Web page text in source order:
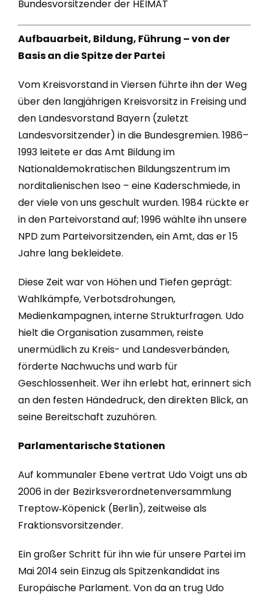
Bundesvorsitzender der HEIMAT
Aufbauarbeit, Bildung, Führung – von der
Basis an die Spitze der Partei
Vom Kreisvorstand in Viersen führte ihn der Weg
über den langjährigen Kreisvorsitz in Freising und
den Landesvorstand Bayern (zuletzt
Landesvorsitzender) in die Bundesgremien. 1986–
1993 leitete er das Amt Bildung im
Nationaldemokratischen Bildungszentrum im
norditalienischen Iseo – eine Kaderschmiede, in
der viele von uns geschult wurden. 1984 rückte er
in den Parteivorstand auf; 1996 wählte ihn unsere
NPD zum Parteivorsitzenden, ein Amt, das er 15
Jahre lang bekleidete.
Diese Zeit war von Höhen und Tiefen geprägt:
Wahlkämpfe, Verbotsdrohungen,
Medienkampagnen, interne Strukturfragen. Udo
hielt die Organisation zusammen, reiste
unermüdlich zu Kreis- und Landesverbänden,
förderte Nachwuchs und warb für
Geschlossenheit. Wer ihn erlebt hat, erinnert sich
an den festen Händedruck, den direkten Blick, an
seine Bereitschaft zuzuhören.
Parlamentarische Stationen
Auf kommunaler Ebene vertrat Udo Voigt uns ab
2006 in der Bezirksverordnetenversammlung
Treptow‑Köpenick (Berlin), zeitweise als
Fraktionsvorsitzender.
Ein großer Schritt für ihn wie für unsere Partei im
Mai 2014 sein Einzug als Spitzenkandidat ins
Europäische Parlament. Von da an trug Udo